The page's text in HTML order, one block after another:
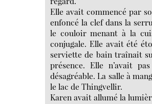
Elle avait commencé par
enfoncé la clef dans la
le couloir menant à la
conjugale. Elle avait été
serviette de bain traînait
présence. Elle n’avait
désagréable. La salle à
le lac de Thingvellir.
Karen avait allumé la